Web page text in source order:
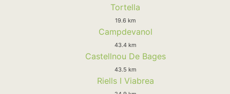
Tortella
19.6 km
Campdevanol
43.4 km
Castellnou De Bages
43.5 km
Riells I Viabrea